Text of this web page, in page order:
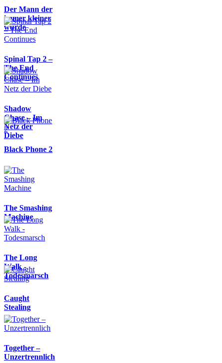
Der Mann der
immer kleiner
wurde
Spinal Tap 2 –
The End
Continues
Shadow
Chase – Im
Netz der
Diebe
Black Phone 2
The Smashing
Machine
The Long
Walk -
Todesmarsch
Caught
Stealing
Together –
Unzertrennlich